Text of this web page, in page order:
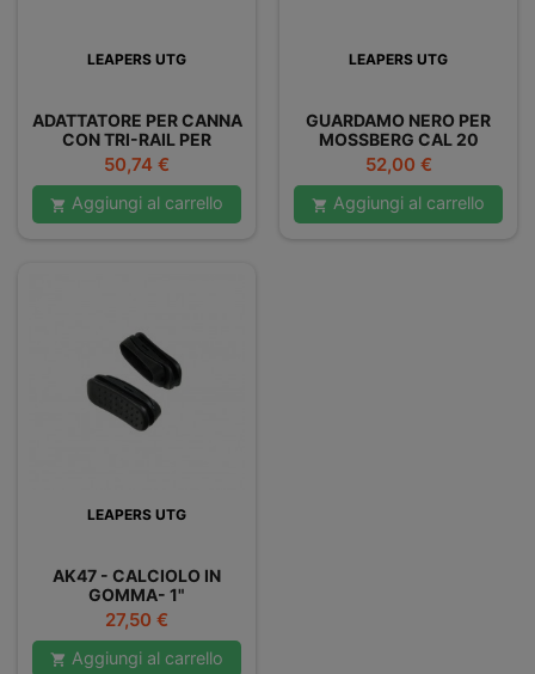
LEAPERS UTG
ADATTATORE PER CANNA
CON TRI-RAIL PER
MODELLI AR-15 E M4
Prezzo
50,74 €
 Aggiungi al carrello
LEAPERS UTG
GUARDAMO NERO PER
MOSSBERG CAL 20
Prezzo
52,00 €
 Aggiungi al carrello
LEAPERS UTG
AK47 - CALCIOLO IN
GOMMA- 1"
Prezzo
27,50 €
 Aggiungi al carrello